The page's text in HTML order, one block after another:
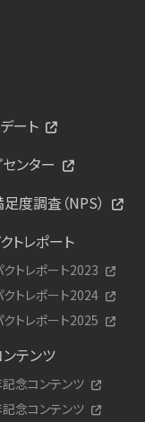
ート
ンター
度調査（NPS）
トレポート
クトレポート2023
クトレポート2024
クトレポート2025
テンツ
念コンテンツ
念コンテンツ